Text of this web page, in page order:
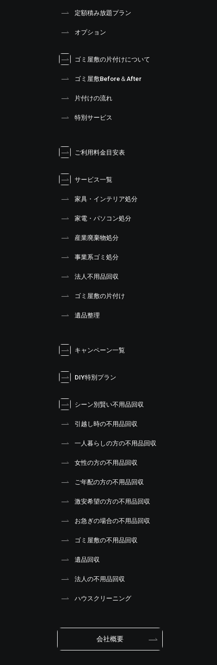
定額積み放題プラン
オプション
ゴミ屋敷の片付けについて
ゴミ屋敷Before＆After
片付けの流れ
特別サービス
ご利用料金目安表
サービス一覧
家具・インテリア処分
家電・パソコン処分
産業廃棄物処分
事業系ゴミ処分
法人不用品回収
ゴミ屋敷の片付け
遺品整理
キャンペーン一覧
DIY特別プラン
シーン別賢い不用品回収
引越し時の不用品回収
一人暮らしの方の不用品回収
女性の方の不用品回収
ご年配の方の不用品回収
激安希望の方の不用品回収
お急ぎの場合の不用品回収
ゴミ屋敷の不用品回収
遺品回収
法人の不用品回収
ハウスクリーニング
会社概要